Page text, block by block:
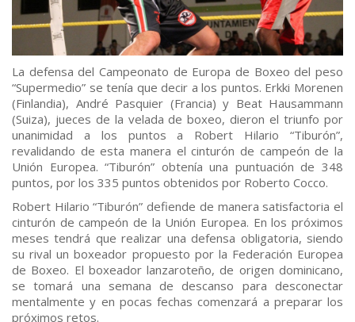
La defensa del Campeonato de Europa de Boxeo del peso
“Supermedio” se tenía que decir a los puntos. Erkki Morenen
(Finlandia), André Pasquier (Francia) y Beat Hausammann
(Suiza), jueces de la velada de boxeo, dieron el triunfo por
unanimidad a los puntos a Robert Hilario “Tiburón”,
revalidando de esta manera el cinturón de campeón de la
Unión Europea. “Tiburón” obtenía una puntuación de 348
puntos, por los 335 puntos obtenidos por Roberto Cocco.
Robert Hilario “Tiburón” defiende de manera satisfactoria el
cinturón de campeón de la Unión Europea. En los próximos
meses tendrá que realizar una defensa obligatoria, siendo
su rival un boxeador propuesto por la Federación Europea
de Boxeo. El boxeador lanzaroteño, de origen dominicano,
se tomará una semana de descanso para desconectar
mentalmente y en pocas fechas comenzará a preparar los
próximos retos.